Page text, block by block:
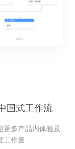
国式工作流
多产品内体验及
工作量